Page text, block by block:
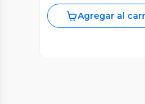
Agregar al